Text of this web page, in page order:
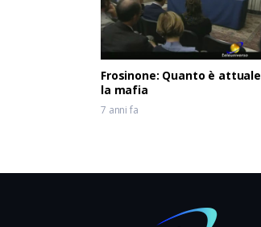
Frosinone: Quanto è attuale
la mafia
7 anni fa